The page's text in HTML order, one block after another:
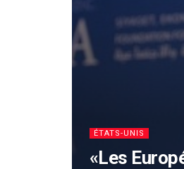
ÉTATS-UNIS
«Les